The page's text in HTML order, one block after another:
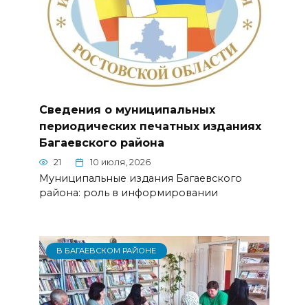
Сведения о муниципальных
периодических печатных изданиях
Багаевского района
21 10 июля, 2026
Муниципальные издания Багаевского
района: роль в информировании
В БАГАЕВСКОМ РАЙОНЕ